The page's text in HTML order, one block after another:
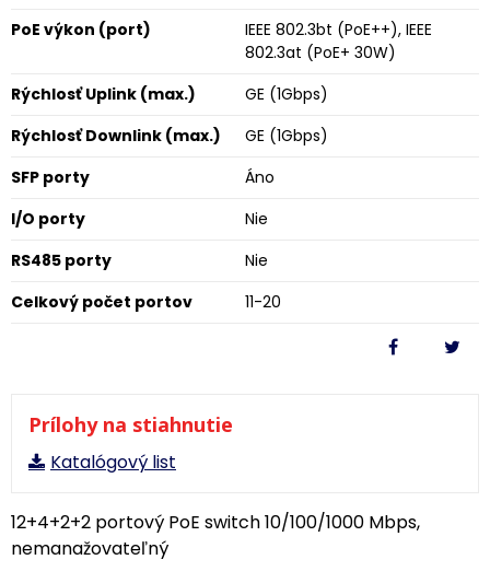
PoE výkon (port)
IEEE 802.3bt (PoE++), IEEE
802.3at (PoE+ 30W)
Rýchlosť Uplink (max.)
GE (1Gbps)
Rýchlosť Downlink (max.)
GE (1Gbps)
SFP porty
Áno
I/O porty
Nie
RS485 porty
Nie
Celkový počet portov
11-20
Prílohy na stiahnutie
Katalógový list
12+4+2+2 portový PoE switch 10/100/1000 Mbps,
nemanažovateľný